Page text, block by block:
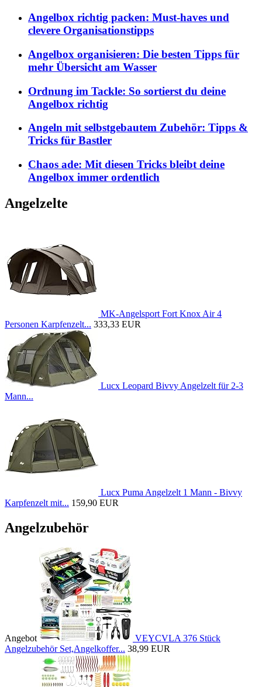
Angelbox richtig packen: Must-haves und
clevere Organisationstipps
Angelbox organisieren: Die besten Tipps für
mehr Übersicht am Wasser
Ordnung im Tackle: So sortierst du deine
Angelbox richtig
Angeln mit selbstgebautem Zubehör: Tipps &
Tricks für Bastler
Chaos ade: Mit diesen Tricks bleibt deine
Angelbox immer ordentlich
Angelzelte
MK-Angelsport Fort Knox Air 4
Personen Karpfenzelt... 333,33 EUR
Lucx Leopard Bivvy Angelzelt für 2-3
Mann...
Lucx Puma Angelzelt 1 Mann - Bivvy
Karpfenzelt mit... 159,90 EUR
Angelzubehör
Angebot
VEYCVLA 376 Stück
Angelzubehör Set,Angelkoffer... 38,99 EUR